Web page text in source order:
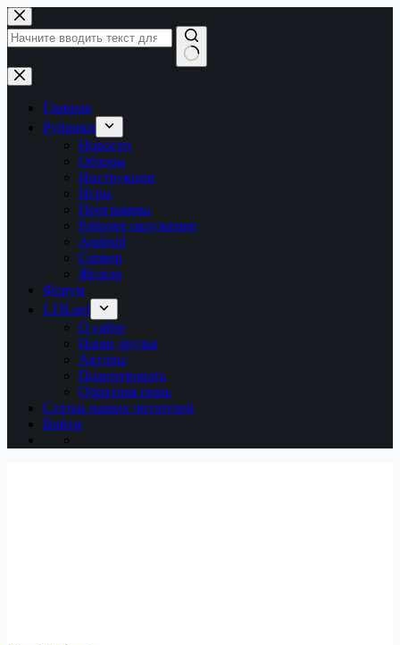
Перейти
к
сути
Ничего
не
найденоГлавная
Рубрики
Новости
Обзоры
Инструкции
Игры
Программы
Рабочее окружение
Android
Сервер
Железо
Форум
LTB.net
О сайте
Наши друзья
Авторы
Пожертвовать
Обратная связь
Статьи наших читателей
Войти